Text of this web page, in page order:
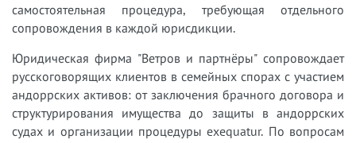
самостоятельная процедура, требующая отдельного
сопровождения в каждой юрисдикции.
Юридическая фирма "Ветров и партнёры" сопровождает
русскоговорящих клиентов в семейных спорах с участием
андоррских активов: от заключения брачного договора и
структурирования имущества до защиты в андоррских
судах и организации процедуры exequatur. По вопросам